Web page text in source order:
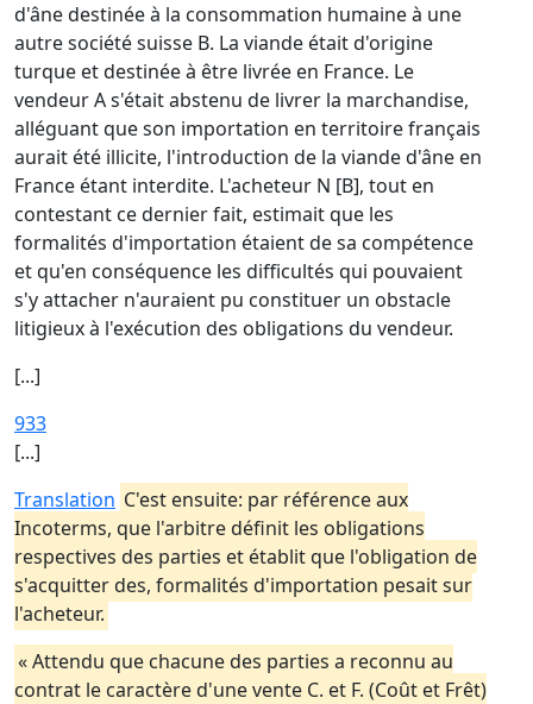
d'âne destinée à la consommation humaine à une
autre société suisse B. La viande était d'origine
turque et destinée à être livrée en France. Le
vendeur A s'était abstenu de livrer la marchandise,
alléguant que son importation en territoire français
aurait été illicite, l'introduction de la viande d'âne en
France étant interdite. L'acheteur N [B], tout en
contestant ce dernier fait, estimait que les
formalités d'importation étaient de sa compétence
et qu'en conséquence les difficultés qui pouvaient
s'y attacher n'auraient pu constituer un obstacle
litigieux à l'exécution des obligations du vendeur.
[...]
933
[...]
Translation C'est ensuite: par référence aux
Incoterms, que l'arbitre définit les obligations
respectives des parties et établit que l'obligation de
s'acquitter des, formalités d'importation pesait sur
l'acheteur.
« Attendu que chacune des parties a reconnu au
contrat le caractère d'une vente C. et F. (Coût et Frêt)